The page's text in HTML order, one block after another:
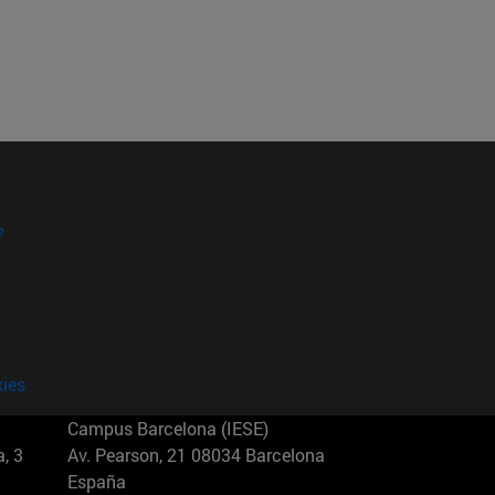
3
Campus Barcelona (IESE)
Av. Pearson, 21 08034 Barcelona
España